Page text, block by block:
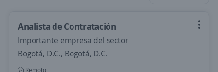
Analista de Contratación
Importante empresa del sector
Bogotá, D.C., Bogotá, D.C.
Remoto